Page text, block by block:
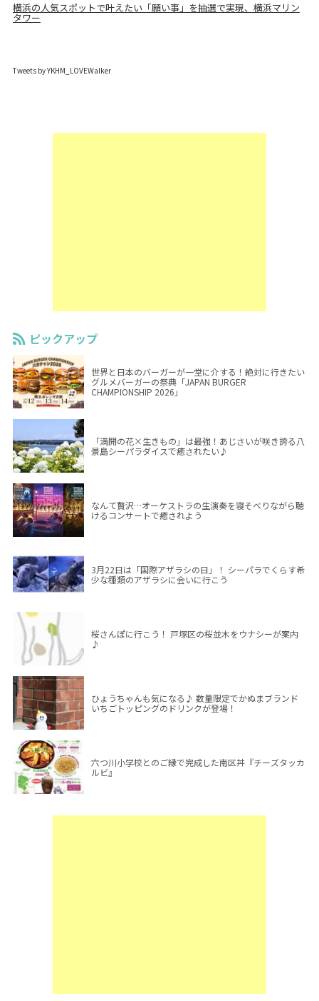
横浜の人気スポットで叶えたい「願い事」を抽選で実現、横浜マリン
タワー
Tweets by YKHM_LOVEWalker
ピックアップ
世界と日本のバーガーが一堂に介する！絶対に行きたい
グルメバーガーの祭典「JAPAN BURGER
CHAMPIONSHIP 2026」
「満開の花×生きもの」は最強！あじさいが咲き誇る八
景島シーパラダイスで癒されたい♪
なんて贅沢…オーケストラの生演奏を寝そべりながら聴
けるコンサートで癒されよう
3月22日は「国際アザラシの日」！ シーパラでくらす希
少な種類のアザラシに会いに行こう
桜さんぽに行こう！ 戸塚区の桜並木をウナシーが案内
♪
ひょうちゃんも気になる♪ 数量限定でかぬまブランド
いちごトッピングのドリンクが登場！
六つ川小学校とのご縁で完成した南区丼『チーズタッカ
ルビ』